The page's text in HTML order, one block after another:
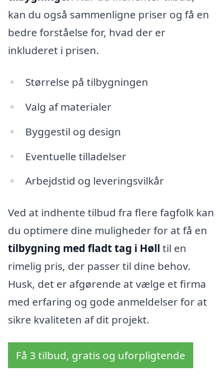
kan du også sammenligne priser og få en
bedre forståelse for, hvad der er
inkluderet i prisen.
Størrelse på tilbygningen
Valg af materialer
Byggestil og design
Eventuelle tilladelser
Arbejdstid og leveringsvilkår
Ved at indhente tilbud fra flere fagfolk kan
du optimere dine muligheder for at få en
tilbygning med fladt tag i Høll til en
rimelig pris, der passer til dine behov.
Husk, det er afgørende at vælge et firma
med erfaring og gode anmeldelser for at
sikre kvaliteten af dit projekt.
Få 3 tilbud, gratis og uforpligtende